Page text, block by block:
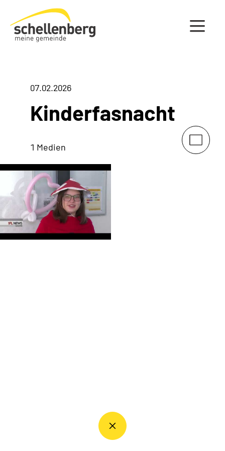
Gemeinde Schellenberg Startseite
07.02.2026
Kinderfasnacht
1 Medien